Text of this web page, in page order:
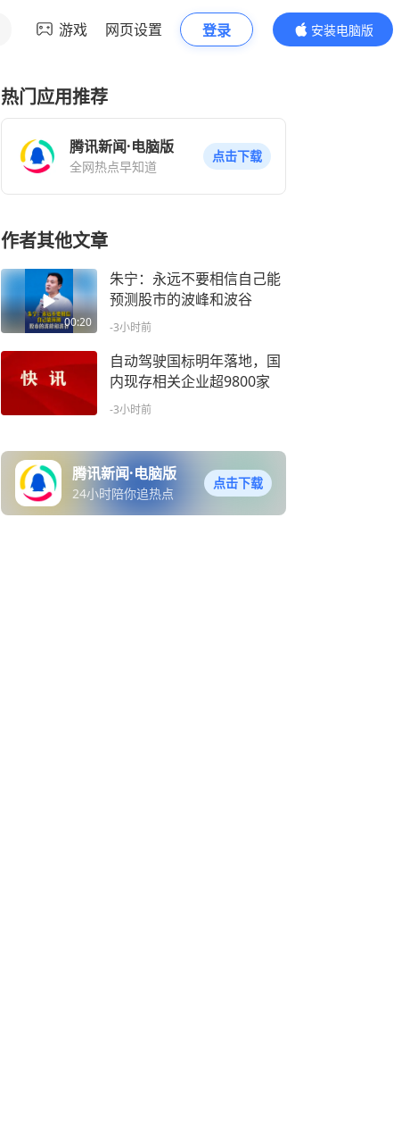
游戏 网页设置 登录
安装电脑版
内容更精彩
热门应用推荐
腾讯新闻·电脑版
全网热点早知道
点击下载
作者其他文章
00:20
朱宁：永远不要相信自己能
预测股市的波峰和波谷
-3小时前
自动驾驶国标明年落地，国
内现存相关企业超9800家
-3小时前
腾讯新闻·电脑版
24小时陪你追热点
点击下载